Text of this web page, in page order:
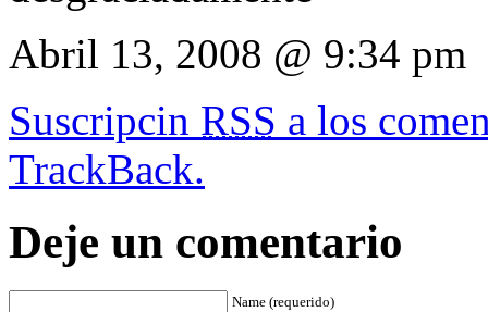
Abril 13, 2008 @ 9:34 pm
Suscripcin RSS a los
TrackBack.
Deje un comentario
Name (requerido)